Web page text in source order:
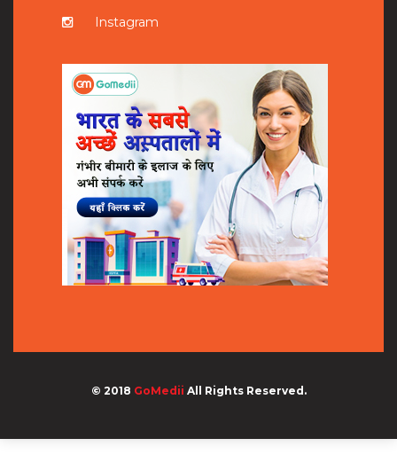
Instagram
© 2018 GoMedii All Rights Reserved.